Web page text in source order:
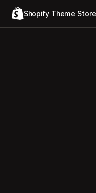
Shopify Theme Store